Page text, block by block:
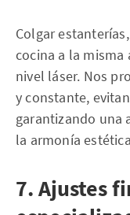
Colgar
cocina a la
nivel láser. Nos
y constante,
garantizando una
la armonía
7. Ajustes